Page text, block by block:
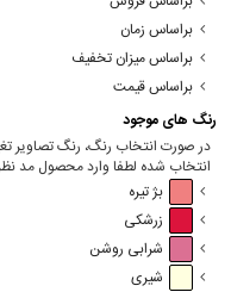
براساس زمان
براساس میزان تخفیف
براساس قیمت
رنگ های موجود
در صورت انتخاب رنگ، رنگ تصاویر
انتخاب شده لطفا وارد محصول مد
بژ تیره
زرشکی
شرابی روشن
شیری